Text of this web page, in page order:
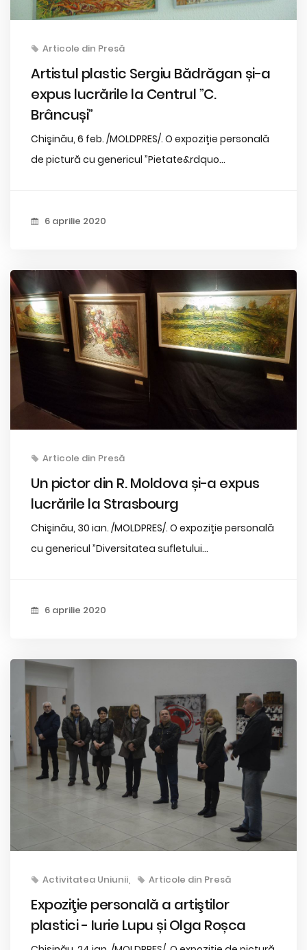
Articole din Presă
Artistul plastic Sergiu Bădrăgan și-a
expus lucrările la Centrul ”C.
Brâncuși”
Chişinău, 6 feb. /MOLDPRES/. O expoziție personală
de pictură cu genericul ”Pietate&rdquo...
6 aprilie 2020
Articole din Presă
Un pictor din R. Moldova și-a expus
lucrările la Strasbourg
Chişinău, 30 ian. /MOLDPRES/. O expoziție personală
cu genericul ”Diversitatea sufletului...
6 aprilie 2020
Activitatea Uniunii Articole din Presă
Expoziţie personală a artiştilor
plastici - Iurie Lupu și Olga Roșca